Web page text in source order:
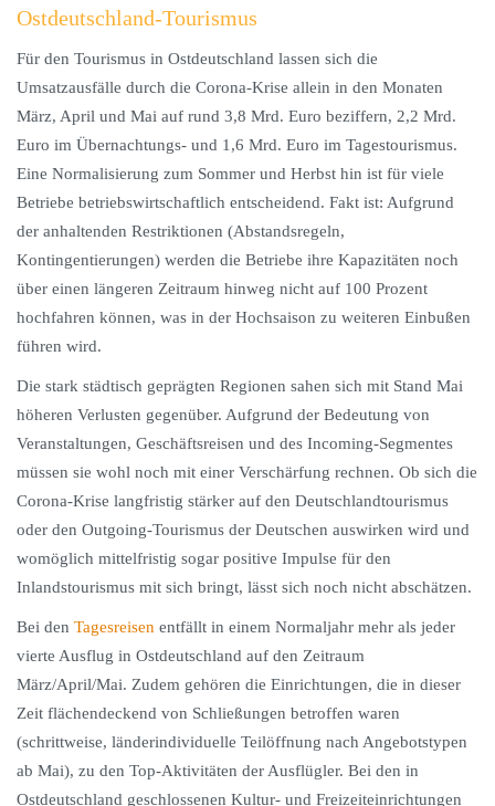
Ostdeutschland-Tourismus
Für den Tourismus in Ostdeutschland lassen sich die
Umsatzausfälle durch die Corona-Krise allein in den Monaten
März, April und Mai auf rund 3,8 Mrd. Euro beziffern, 2,2 Mrd.
Euro im Übernachtungs- und 1,6 Mrd. Euro im Tagestourismus.
Eine Normalisierung zum Sommer und Herbst hin ist für viele
Betriebe betriebswirtschaftlich entscheidend. Fakt ist: Aufgrund
der anhaltenden Restriktionen (Abstandsregeln,
Kontingentierungen) werden die Betriebe ihre Kapazitäten noch
über einen längeren Zeitraum hinweg nicht auf 100 Prozent
hochfahren können, was in der Hochsaison zu weiteren Einbußen
führen wird.
Die stark städtisch geprägten Regionen sahen sich mit Stand Mai
höheren Verlusten gegenüber. Aufgrund der Bedeutung von
Veranstaltungen, Geschäftsreisen und des Incoming-Segmentes
müssen sie wohl noch mit einer Verschärfung rechnen. Ob sich die
Corona-Krise langfristig stärker auf den Deutschlandtourismus
oder den Outgoing-Tourismus der Deutschen auswirken wird und
womöglich mittelfristig sogar positive Impulse für den
Inlandstourismus mit sich bringt, lässt sich noch nicht abschätzen.
Bei den Tagesreisen entfällt in einem Normaljahr mehr als jeder
vierte Ausflug in Ostdeutschland auf den Zeitraum
März/April/Mai. Zudem gehören die Einrichtungen, die in dieser
Zeit flächendeckend von Schließungen betroffen waren
(schrittweise, länderindividuelle Teilöffnung nach Angebotstypen
ab Mai), zu den Top-Aktivitäten der Ausflügler. Bei den in
Ostdeutschland geschlossenen Kultur- und Freizeiteinrichtungen